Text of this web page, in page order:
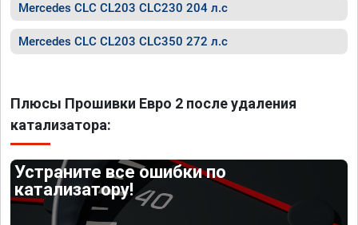
Mercedes CLC CL203 CLC230 204 л.с
Mercedes CLC CL203 CLC350 272 л.с
Плюсы Прошивки Евро 2 после удаления
катализатора:
Устраните все ошибки по
катализатору!